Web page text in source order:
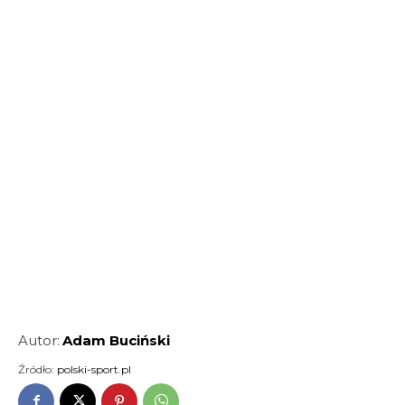
Autor: Adam Buciński
Źródło: polski-sport.pl